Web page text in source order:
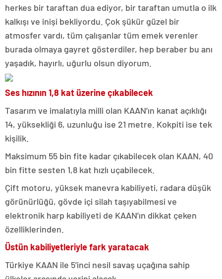
herkes bir taraftan dua ediyor, bir taraftan umutla o ilk
kalkışı ve inişi bekliyordu. Çok şükür güzel bir
atmosfer vardı, tüm çalışanlar tüm emek verenler
burada olmaya gayret gösterdiler, hep beraber bu anı
yaşadık, hayırlı, uğurlu olsun diyorum.
Ses hızının 1,8 kat üzerine çıkabilecek
Tasarım ve imalatıyla milli olan KAAN’ın kanat açıklığı
14, yüksekliği 6, uzunluğu ise 21 metre. Kokpiti ise tek
kişilik.
Maksimum 55 bin fite kadar çıkabilecek olan KAAN, 40
bin fitte sesten 1,8 kat hızlı uçabilecek.
Çift motoru, yüksek manevra kabiliyeti, radara düşük
görünürlüğü, gövde içi silah taşıyabilmesi ve
elektronik harp kabiliyeti de KAAN’ın dikkat çeken
özelliklerinden.
Üstün kabiliyetleriyle fark yaratacak
Türkiye KAAN ile 5’inci nesil savaş uçağına sahip